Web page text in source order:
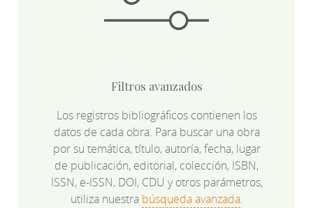
Filtros avanzados
Los registros bibliográficos contienen los
datos de cada obra. Para buscar una obra
por su temática, título, autoría, fecha, lugar
de publicación, editorial, colección, ISBN,
ISSN, e-ISSN, DOI, CDU y otros parámetros,
utiliza nuestra búsqueda avanzada.